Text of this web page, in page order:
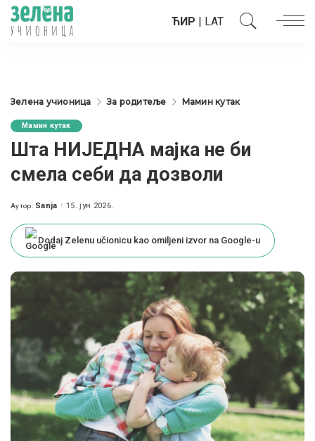
ЋИР | LAT
Зелена учионица За родитеље Мамин кутак
Мамин кутак
Шта НИЈЕДНА мајка не би
смела себи да дозволи
Posted
Аутор: Sanja 15. јун 2026.
Dodaj Zelenu učionicu kao omiljeni izvor na Google-u